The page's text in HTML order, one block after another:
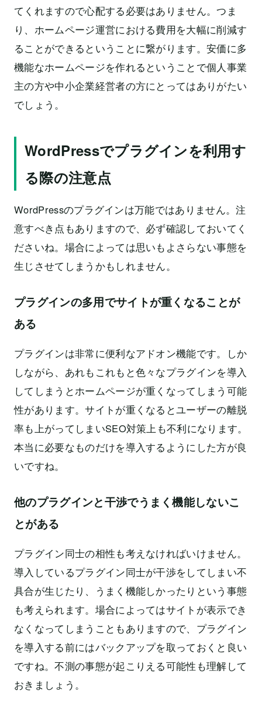
てくれますので心配する必要はありません。つま
り、ホームページ運営における費用を大幅に削減す
ることができるということに繋がります。安価に多
機能なホームページを作れるということで個人事業
主の方や中小企業経営者の方にとってはありがたい
でしょう。
WordPressでプラグインを利用す
る際の注意点
WordPressのプラグインは万能ではありません。注
意すべき点もありますので、必ず確認しておいてく
ださいね。場合によっては思いもよさらない事態を
生じさせてしまうかもしれません。
プラグインの多用でサイトが重くなることが
ある
プラグインは非常に便利なアドオン機能です。しか
しながら、あれもこれもと色々なプラグインを導入
してしまうとホームページが重くなってしまう可能
性があります。サイトが重くなるとユーザーの離脱
率も上がってしまいSEO対策上も不利になります。
本当に必要なものだけを導入するようにした方が良
いですね。
他のプラグインと干渉でうまく機能しないこ
とがある
プラグイン同士の相性も考えなければいけません。
導入しているプラグイン同士が干渉をしてしまい不
具合が生じたり、うまく機能しかったりという事態
も考えられます。場合によってはサイトが表示でき
なくなってしまうこともありますので、プラグイン
を導入する前にはバックアップを取っておくと良い
ですね。不測の事態が起こりえる可能性も理解して
おきましょう。